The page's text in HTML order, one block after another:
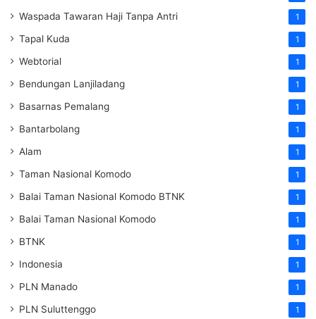
Waspada Tawaran Haji Tanpa Antri 1
Tapal Kuda 1
Webtorial 1
Bendungan Lanjiladang 1
Basarnas Pemalang 1
Bantarbolang 1
Alam 1
Taman Nasional Komodo 1
Balai Taman Nasional Komodo BTNK 1
Balai Taman Nasional Komodo 1
BTNK 1
Indonesia 1
PLN Manado 1
PLN Suluttenggo 1